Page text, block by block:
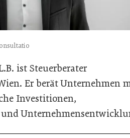
ist Steuerberater
Er berät Unternehmen
Investitionen,